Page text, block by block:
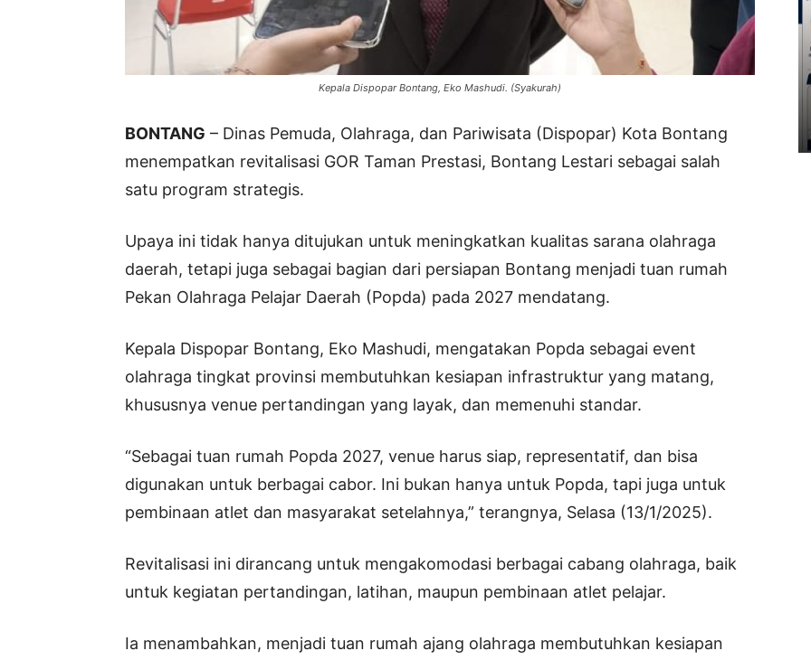
Kepala Dispopar Bontang, Eko Mashudi. (Syakurah)
BONTANG – Dinas Pemuda, Olahraga, dan Pariwisata (Dispopar) Kota Bontang
menempatkan revitalisasi GOR Taman Prestasi, Bontang Lestari sebagai salah
satu program strategis.
Upaya ini tidak hanya ditujukan untuk meningkatkan kualitas sarana olahraga
daerah, tetapi juga sebagai bagian dari persiapan Bontang menjadi tuan rumah
Pekan Olahraga Pelajar Daerah (Popda) pada 2027 mendatang.
Kepala Dispopar Bontang, Eko Mashudi, mengatakan Popda sebagai event
olahraga tingkat provinsi membutuhkan kesiapan infrastruktur yang matang,
khususnya venue pertandingan yang layak, dan memenuhi standar.
“Sebagai tuan rumah Popda 2027, venue harus siap, representatif, dan bisa
digunakan untuk berbagai cabor. Ini bukan hanya untuk Popda, tapi juga untuk
pembinaan atlet dan masyarakat setelahnya,” terangnya, Selasa (13/1/2025).
Revitalisasi ini dirancang untuk mengakomodasi berbagai cabang olahraga, baik
untuk kegiatan pertandingan, latihan, maupun pembinaan atlet pelajar.
Ia menambahkan, menjadi tuan rumah ajang olahraga membutuhkan kesiapan